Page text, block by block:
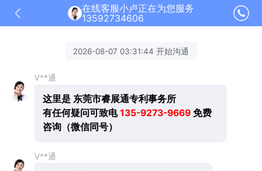
在线客服小卢正在为您服务
13592734606
2026-08-07 03:31:44 开始沟通
V**通
这里是 东莞市睿展通专利事务所
有任何疑问可致电135-9273-9669免费
咨询（微信同号）
V**通